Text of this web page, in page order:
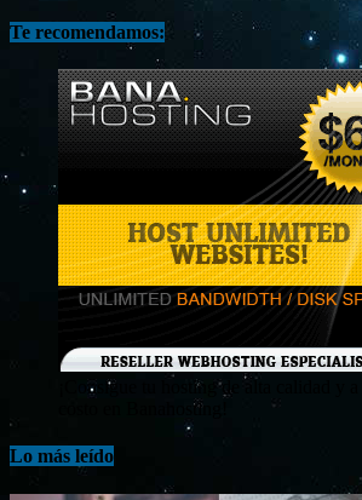
Te recomendamos:
¡Consigue tu hosting de alta calidad y a
costo en Banahosting!
Lo más leído